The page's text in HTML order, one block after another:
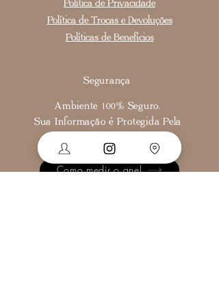
Política de Privacidade
Política de Trocas e Devoluções
Políticas de Benefícios
Segurança
Ambiente 100% Seguro.
Sua Informação é Protegida Pela
Como medir o anel